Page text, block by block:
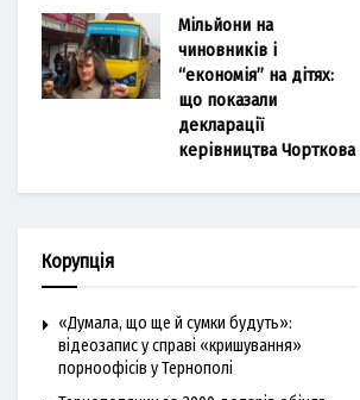
Мільйони на
чиновників і
“економія” на дітях:
що показали
декларації
керівництва Чорткова
Корупція
«Думала, що ще й сумки будуть»:
відеозапис у справі «кришування»
порноофісів у Тернополі